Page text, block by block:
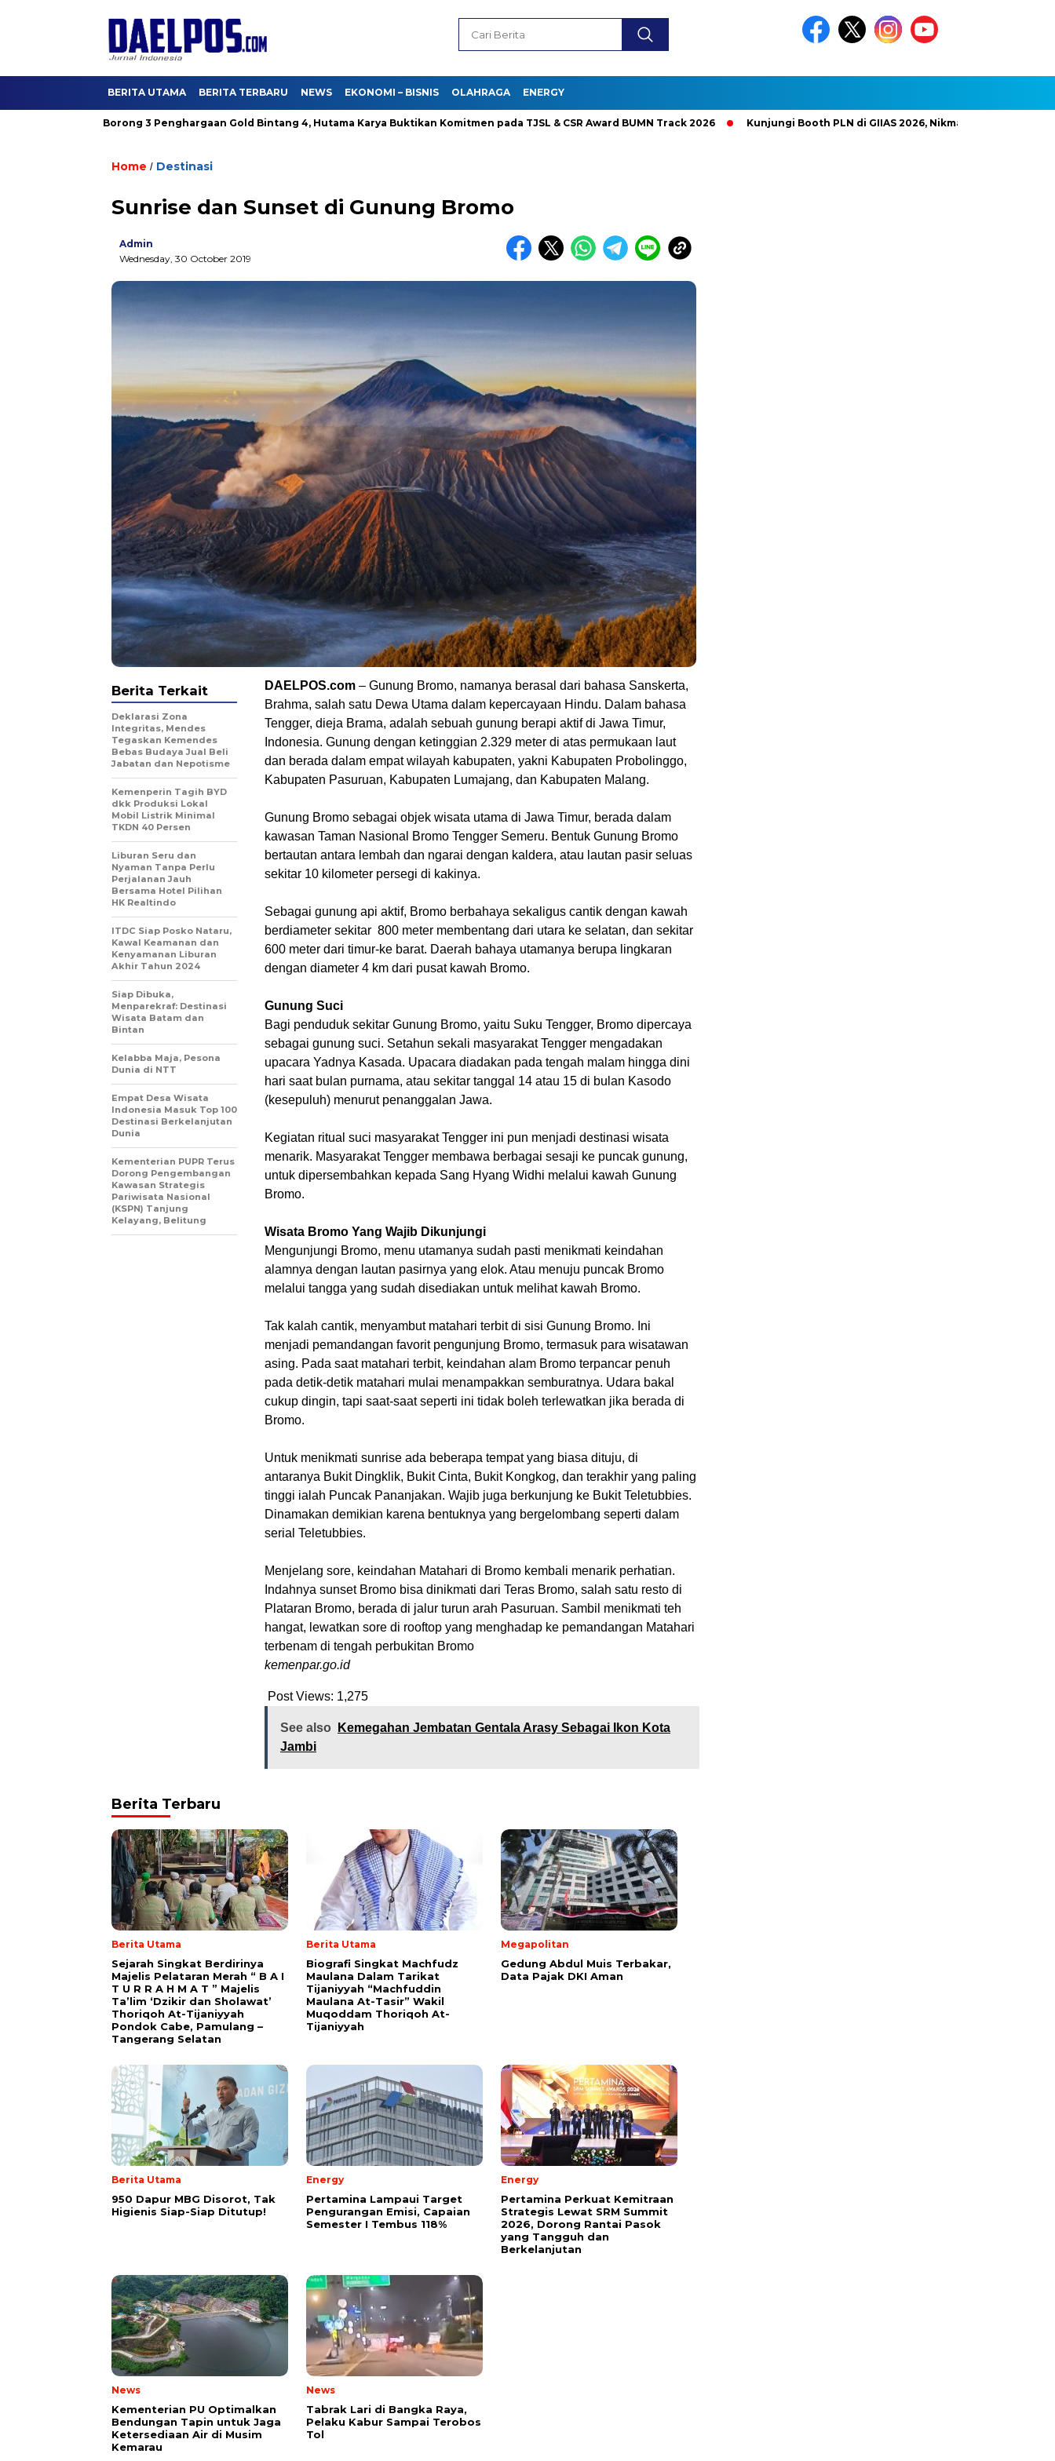
BERITA UTAMA BERITA TERBARU NEWS EKONOMI – BISNIS OLAHRAGA ENERGY
Borong 3 Penghargaan Gold Bintang 4, Hutama Karya Buktikan Komitmen pada TJSL & CSR Award BUMN Track 2026 Kunjungi Booth PLN di GIIAS 2026, Nikmati Promo Tambah Daya
Home / Destinasi
Sunrise dan Sunset di Gunung Bromo
Admin
Wednesday, 30 October 2019
DAELPOS.com – Gunung Bromo, namanya berasal dari bahasa Sanskerta,
Brahma, salah satu Dewa Utama dalam kepercayaan Hindu. Dalam bahasa
Tengger, dieja Brama, adalah sebuah gunung berapi aktif di Jawa Timur,
Indonesia. Gunung dengan ketinggian 2.329 meter di atas permukaan laut
dan berada dalam empat wilayah kabupaten, yakni Kabupaten Probolinggo,
Kabupaten Pasuruan, Kabupaten Lumajang, dan Kabupaten Malang.
Gunung Bromo sebagai objek wisata utama di Jawa Timur, berada dalam
kawasan Taman Nasional Bromo Tengger Semeru. Bentuk Gunung Bromo
bertautan antara lembah dan ngarai dengan kaldera, atau lautan pasir seluas
sekitar 10 kilometer persegi di kakinya.
Sebagai gunung api aktif, Bromo berbahaya sekaligus cantik dengan kawah
berdiameter sekitar 800 meter membentang dari utara ke selatan, dan sekitar
600 meter dari timur-ke barat. Daerah bahaya utamanya berupa lingkaran
dengan diameter 4 km dari pusat kawah Bromo.
Gunung Suci
Bagi penduduk sekitar Gunung Bromo, yaitu Suku Tengger, Bromo dipercaya
sebagai gunung suci. Setahun sekali masyarakat Tengger mengadakan
upacara Yadnya Kasada. Upacara diadakan pada tengah malam hingga dini
hari saat bulan purnama, atau sekitar tanggal 14 atau 15 di bulan Kasodo
(kesepuluh) menurut penanggalan Jawa.
Kegiatan ritual suci masyarakat Tengger ini pun menjadi destinasi wisata
menarik. Masyarakat Tengger membawa berbagai sesaji ke puncak gunung,
untuk dipersembahkan kepada Sang Hyang Widhi melalui kawah Gunung
Bromo.
Wisata Bromo Yang Wajib Dikunjungi
Mengunjungi Bromo, menu utamanya sudah pasti menikmati keindahan
alamnya dengan lautan pasirnya yang elok. Atau menuju puncak Bromo
melalui tangga yang sudah disediakan untuk melihat kawah Bromo.
Tak kalah cantik, menyambut matahari terbit di sisi Gunung Bromo. Ini
menjadi pemandangan favorit pengunjung Bromo, termasuk para wisatawan
asing. Pada saat matahari terbit, keindahan alam Bromo terpancar penuh
pada detik-detik matahari mulai menampakkan semburatnya. Udara bakal
cukup dingin, tapi saat-saat seperti ini tidak boleh terlewatkan jika berada di
Bromo.
Untuk menikmati sunrise ada beberapa tempat yang biasa dituju, di
antaranya Bukit Dingklik, Bukit Cinta, Bukit Kongkog, dan terakhir yang paling
tinggi ialah Puncak Pananjakan. Wajib juga berkunjung ke Bukit Teletubbies.
Dinamakan demikian karena bentuknya yang bergelombang seperti dalam
serial Teletubbies.
Menjelang sore, keindahan Matahari di Bromo kembali menarik perhatian.
Indahnya sunset Bromo bisa dinikmati dari Teras Bromo, salah satu resto di
Plataran Bromo, berada di jalur turun arah Pasuruan. Sambil menikmati teh
hangat, lewatkan sore di rooftop yang menghadap ke pemandangan Matahari
terbenam di tengah perbukitan Bromo
kemenpar.go.id
Post Views: 1,275
See also
Kemegahan Jembatan Gentala Arasy Sebagai Ikon Kota
Jambi
Berita Terkait
Deklarasi Zona
Integritas, Mendes
Tegaskan Kemendes
Bebas Budaya Jual Beli
Jabatan dan Nepotisme
Kemenperin Tagih BYD
dkk Produksi Lokal
Mobil Listrik Minimal
TKDN 40 Persen
Liburan Seru dan
Nyaman Tanpa Perlu
Perjalanan Jauh
Bersama Hotel Pilihan
HK Realtindo
ITDC Siap Posko Nataru,
Kawal Keamanan dan
Kenyamanan Liburan
Akhir Tahun 2024
Siap Dibuka,
Menparekraf: Destinasi
Wisata Batam dan
Bintan
Kelabba Maja, Pesona
Dunia di NTT
Empat Desa Wisata
Indonesia Masuk Top 100
Destinasi Berkelanjutan
Dunia
Kementerian PUPR Terus
Dorong Pengembangan
Kawasan Strategis
Pariwisata Nasional
(KSPN) Tanjung
Kelayang, Belitung
Berita Terbaru
Berita Utama
Sejarah Singkat Berdirinya
Majelis Pelataran Merah “ B A I
T U R R A H M A T ” Majelis
Ta’lim ‘Dzikir dan Sholawat’
Thoriqoh At-Tijaniyyah
Pondok Cabe, Pamulang –
Tangerang Selatan
Berita Utama
Biografi Singkat Machfudz
Maulana Dalam Tarikat
Tijaniyyah “Machfuddin
Maulana At-Tasir” Wakil
Muqoddam Thoriqoh At-
Tijaniyyah
Megapolitan
Gedung Abdul Muis Terbakar,
Data Pajak DKI Aman
Berita Utama
950 Dapur MBG Disorot, Tak
Higienis Siap-Siap Ditutup!
Energy
Pertamina Lampaui Target
Pengurangan Emisi, Capaian
Semester I Tembus 118%
Energy
Pertamina Perkuat Kemitraan
Strategis Lewat SRM Summit
2026, Dorong Rantai Pasok
yang Tangguh dan
Berkelanjutan
News
Kementerian PU Optimalkan
Bendungan Tapin untuk Jaga
Ketersediaan Air di Musim
Kemarau
News
Tabrak Lari di Bangka Raya,
Pelaku Kabur Sampai Terobos
Tol